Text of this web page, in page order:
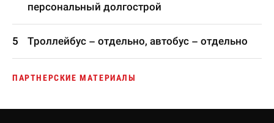
персональный долгострой
Троллейбус – отдельно, автобус – отдельно
ПАРТНЕРСКИЕ МАТЕРИАЛЫ